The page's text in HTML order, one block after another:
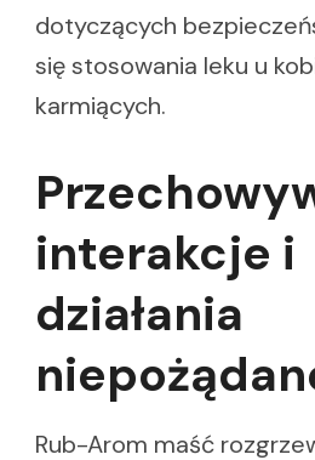
dotyczących
się stosowania leku u
karmiących.
interakcje i
działania
Rub-Arom maść